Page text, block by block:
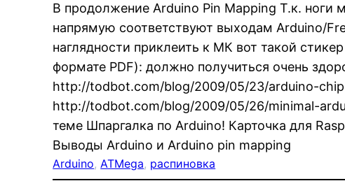
В продолжение Arduino Pin Mapping Т.к. ноги
напрямую соответствуют выходам Arduino/
наглядности приклеить к МК вот такой
формате PDF): должно получиться очень
http://todbot.com/blog/2009/05/23/arduino-
http://todbot.com/blog/2009/05/26/minimal-
теме Шпаргалка по Arduino! Карточка для
Выводы Arduino и Arduino pin mapping
Arduino, ATMega, распиновка